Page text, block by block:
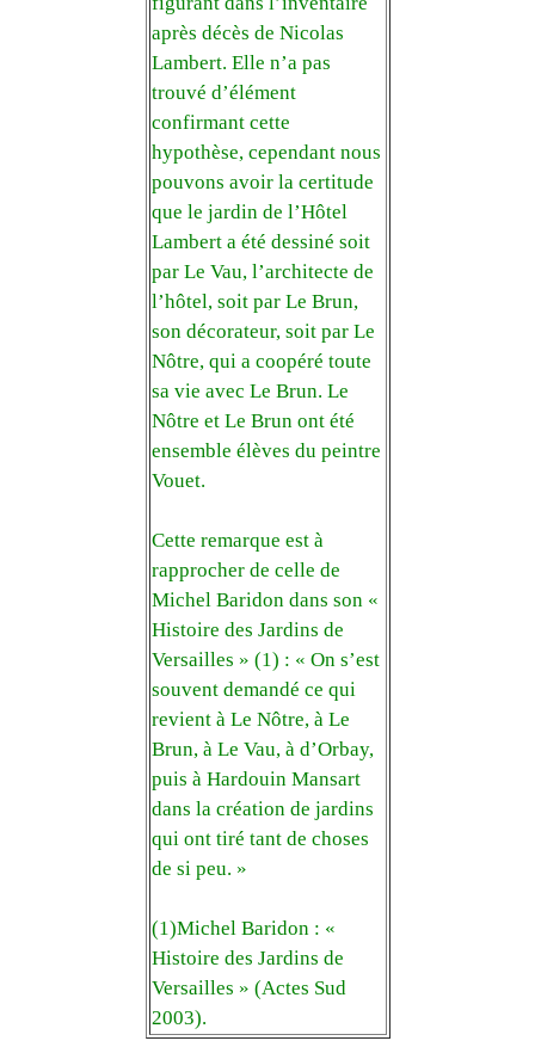
après décès de Nicolas
Lambert. Elle n’a pas
trouvé d’élément
confirmant cette
hypothèse, cependant nous
pouvons avoir la certitude
que le jardin de l’Hôtel
Lambert a été dessiné soit
par Le Vau, l’architecte de
l’hôtel, soit par Le Brun,
son décorateur, soit par Le
Nôtre, qui a coopéré toute
sa vie avec Le Brun. Le
Nôtre et Le Brun ont été
ensemble élèves du peintre
Vouet.
Cette remarque est à
rapprocher de celle de
Michel Baridon dans son «
Histoire des Jardins de
Versailles » (1) : « On s’est
souvent demandé ce qui
revient à Le Nôtre, à Le
Brun, à Le Vau, à d’Orbay,
puis à Hardouin Mansart
dans la création de jardins
qui ont tiré tant de choses
de si peu. »
(1)Michel Baridon : «
Histoire des Jardins de
Versailles » (Actes Sud
2003).